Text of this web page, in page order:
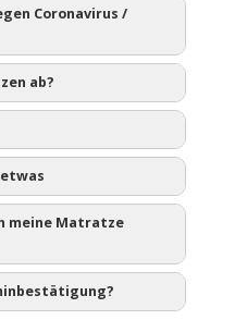
Coronavirus /
ab?
meine Matratze